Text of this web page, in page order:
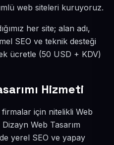
web siteleri kuruyoruz.
her site; alan adı,
SEO ve teknik desteği
ücretle (50 USD + KDV)
Hizmeti
için nitelikli Web
Dizayn Web Tasarım
yerel SEO ve yapay